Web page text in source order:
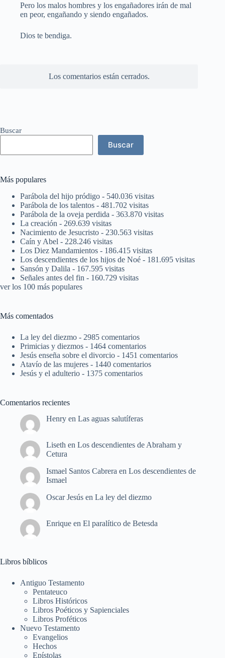
Pero los malos hombres y los engañadores irán de mal
en peor, engañando y siendo engañados.
Dios te bendiga.
Los comentarios están cerrados.
Buscar
Buscar
Más populares
Parábola del hijo pródigo - 540.036 visitas
Parábola de los talentos - 481.702 visitas
Parábola de la oveja perdida - 363.870 visitas
La creación - 269.639 visitas
Nacimiento de Jesucristo - 230.563 visitas
Caín y Abel - 228.246 visitas
Los Diez Mandamientos - 186.415 visitas
Los descendientes de los hijos de Noé - 181.695 visitas
Sansón y Dalila - 167.595 visitas
Señales antes del fin - 160.729 visitas
ver los 100 más populares
Más comentados
La ley del diezmo - 2985 comentarios
Primicias y diezmos - 1464 comentarios
Jesús enseña sobre el divorcio - 1451 comentarios
Atavío de las mujeres - 1440 comentarios
Jesús y el adulterio - 1375 comentarios
Comentarios recientes
Henry en Las aguas salutíferas
Liseth en Los descendientes de Abraham y
Cetura
Ismael Santos Cabrera en Los descendientes de
Ismael
Oscar Jesús en La ley del diezmo
Enrique en El paralítico de Betesda
Libros bíblicos
Antiguo Testamento
Pentateuco
Libros Históricos
Libros Poéticos y Sapienciales
Libros Proféticos
Nuevo Testamento
Evangelios
Hechos
Epístolas